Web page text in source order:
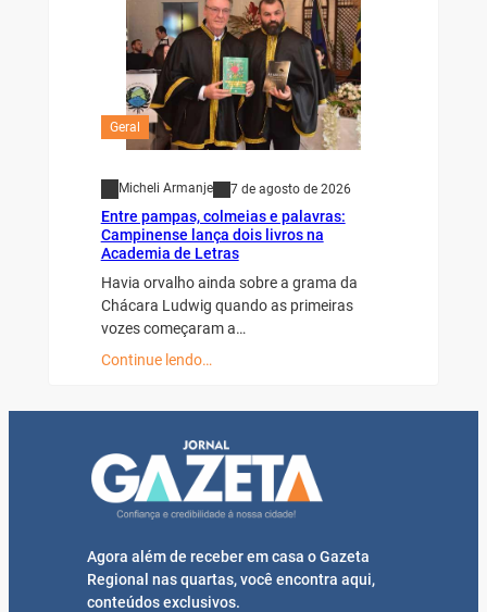
Geral
Micheli Armanje 7 de agosto de 2026
Entre pampas, colmeias e palavras:
Campinense lança dois livros na
Academia de Letras
Havia orvalho ainda sobre a grama da
Chácara Ludwig quando as primeiras
vozes começaram a…
Continue lendo…
Agora além de receber em casa o Gazeta
Regional nas quartas, você encontra aqui,
conteúdos exclusivos.